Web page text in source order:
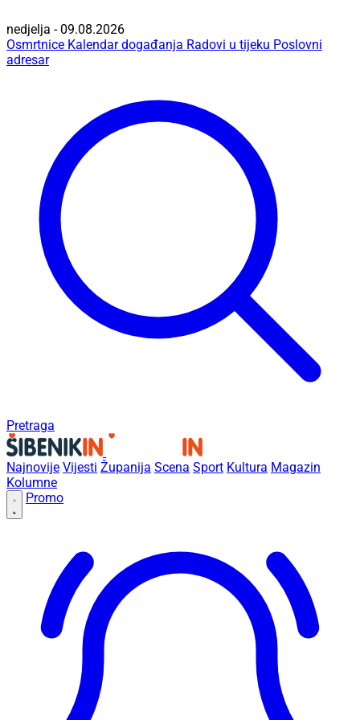
nedjelja - 09.08.2026
Osmrtnice Kalendar događanja Radovi u tijeku Poslovni
adresar
Pretraga
Najnovije Vijesti Županija Scena Sport Kultura Magazin
Kolumne
Promo